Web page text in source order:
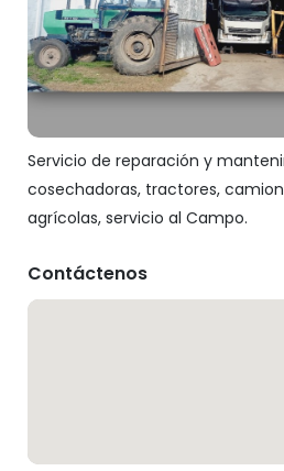
Servicio de reparación y
cosechadoras, tractores,
agrícolas, servicio al Campo.
Contáctenos